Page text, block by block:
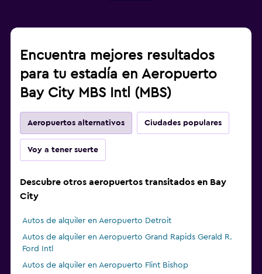
Encuentra mejores resultados
para tu estadía en Aeropuerto
Bay City MBS Intl (MBS)
Aeropuertos alternativos Ciudades populares
Voy a tener suerte
Descubre otros aeropuertos transitados en Bay
City
Autos de alquiler en Aeropuerto Detroit
Autos de alquiler en Aeropuerto Grand Rapids Gerald R.
Ford Intl
Autos de alquiler en Aeropuerto Flint Bishop